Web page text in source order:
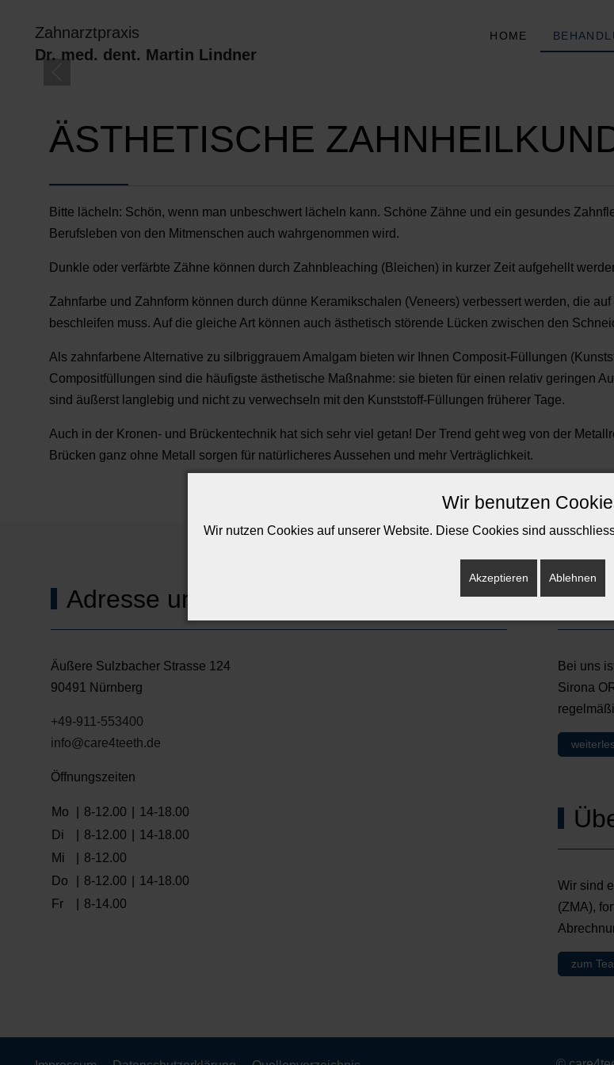
Zahnarztpraxis
Dr. med. dent. Martin Lindner
HOME
ÄSTHETISCHE
Bitte lächeln: Schön, wenn man unbeschwert lächeln kann. Schöne Zähne und ein gesundes
Berufsleben von den Mitmenschen auch wahrgenommen wird.
Dunkle oder verfärbte Zähne können durch Zahnbleaching (Bleichen) in kurzer Zeit aufgehellt
Zahnfarbe und Zahnform können durch dünne Keramikschalen (Veneers) verbessert werden, die
beschleifen muss. Auf die gleiche Art können auch ästhetisch störende Lücken zwischen den
Als zahnfarbene Alternative zu silbriggrauem Amalgam bieten wir Ihnen Composit-Füllungen
Compositfüllungen sind die häufigste ästhetische Maßnahme: sie bieten für einen relativ geringen
sind äußerst langlebig und nicht zu verwechseln mit den Kunststoff-Füllungen früherer Tage.
Auch in der Kronen- und Brückentechnik hat sich sehr viel getan! Der Trend geht weg von der
Brücken ganz ohne Metall sorgen für natürlicheres Aussehen und mehr Verträglichkeit.
Adresse und Sprechzeiten
Äußere Sulzbacher Strasse 124
90491 Nürnberg
+49-911-553400
info@care4teeth.de
Öffnungszeiten
Mo 8-12.00
14-18.00
Di
8-12.00
14-18.00
Mi
8-12.00
Do
8-12.00
14-18.00
Fr
8-14.00
Bei uns
Sirona
Wir sind
(ZMA),
zum
Wir benutzen
Wir nutzen Cookies auf unserer Website. Diese Cookies sind
Akzeptieren Ablehnen